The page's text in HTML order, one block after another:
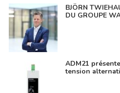
BJÖRN
DU GROUPE
ADM21
tension